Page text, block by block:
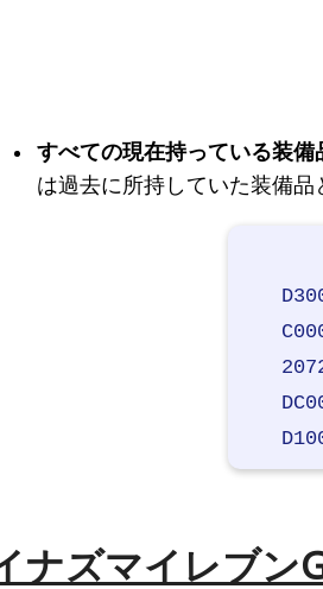
すべての現在持っている装
は過去に所持していた装備品
ナズマイレブン